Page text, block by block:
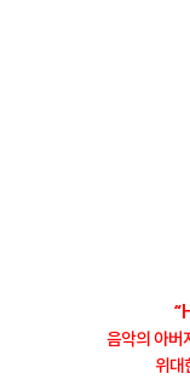
음악의 아버
위대